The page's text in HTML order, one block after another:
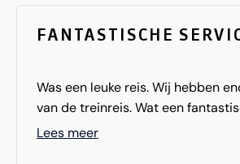
FANTASTISCHE
Was een leuke reis. Wij hebben
van de treinreis. Wat een
aan boord van de Rocky
Lees meer